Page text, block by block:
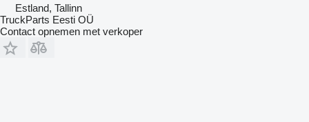
Estland, Tallinn
TruckParts Eesti OÜ
Contact opnemen met verkoper